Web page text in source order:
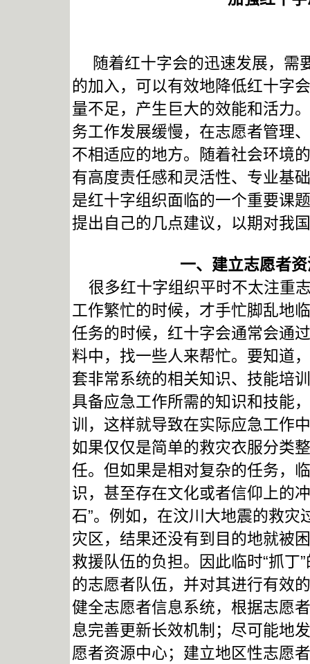
随着红十字会的迅速发展，需
的加入，可以有效地降低红十字
量不足，产生巨大的效能和活力
务工作发展缓慢，在志愿者管理
不相适应的地方。随着社会环境
有高度责任感和灵活性、专业基
是红十字组织面临的一个重要课
提出自己的几点建议，以期对我
一、建立志愿者
很多红十字组织平时不太注重
工作繁忙的时候，才手忙脚乱地
任务的时候，红十字会通常会通
料中，找一些人来帮忙。要知道
套非常系统的相关知识、技能培
具备应急工作所需的知识和技能
训，这样就导致在实际应急工作
如果仅仅是简单的救灾衣服分类
任。但如果是相对复杂的任务，
识，甚至存在文化或者信仰上的
石”。例如，在汶川大地震的救
灾区，结果还没有到目的地就被
救援队伍的负担。因此临时“抓丁
的志愿者队伍，并对其进行有效
健全志愿者信息系统，根据志愿
息完善更新长效机制；尽可能地
愿者资源中心；建立地区性志愿